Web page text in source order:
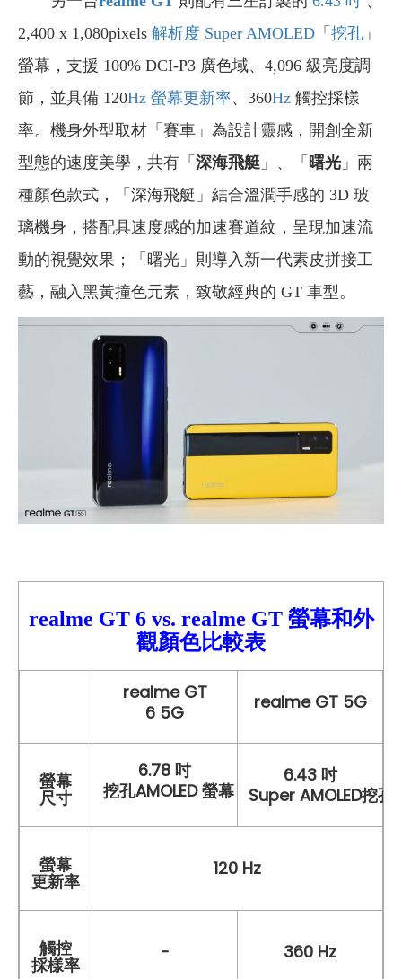
2,400 x 1,080pixels 解析度 Super AMOLED 「 挖孔 」
螢幕，支援 100% DCI-P3 廣色域、4,096 級亮度調
節，並具備 120Hz 螢幕更新率、360Hz 觸控採樣
率。機身外型取材「賽車」為設計靈感，開創全新
型態的速度美學，共有「 深海飛艇 」、「 曙光 」兩
種顏色款式，「深海飛艇」結合溫潤手感的 3D 玻
璃機身，搭配具速度感的加速賽道紋，呈現加速流
動的視覺效果；「曙光」則導入新一代素皮拼接工
藝，融入黑黃撞色元素，致敬經典的 GT 車型。
realme GT 6 vs. realme GT螢幕和外
觀顏色比較表
realme GT
6 5G
realme GT 5G
螢幕
尺寸
6.78 吋
挖孔AMOLED 螢幕
6.43 吋
Super AMOLED挖孔
螢幕
更新率
120 Hz
觸控
採樣率
- 360 Hz